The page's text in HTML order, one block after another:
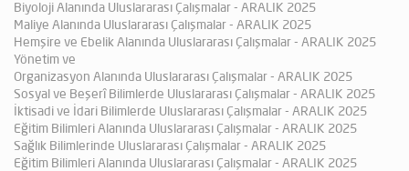
Biyoloji Alanında Uluslararası Çalışmalar - ARALIK 2025
Maliye Alanında Uluslararası Çalışmalar - ARALIK 2025
Hemşire ve Ebelik Alanında Uluslararası Çalışmalar - ARALIK 2025
Yönetim ve
Organizasyon Alanında Uluslararası Çalışmalar - ARALIK 2025
Sosyal ve Beşerî Bilimlerde Uluslararası Çalışmalar - ARALIK 2025
İktisadi ve İdari Bilimlerde Uluslararası Çalışmalar - ARALIK 2025
Eğitim Bilimleri Alanında Uluslararası Çalışmalar - ARALIK 2025
Sağlık Bilimlerinde Uluslararası Çalışmalar - ARALIK 2025
Eğitim Bilimleri Alanında Uluslararası Çalışmalar - ARALIK 2025